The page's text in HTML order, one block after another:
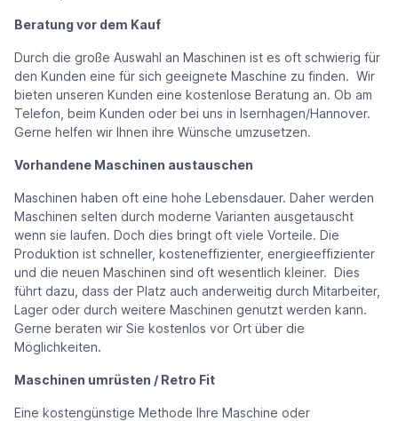
Beratung vor dem Kauf
Durch die große Auswahl an Maschinen ist es oft schwierig für
den Kunden eine für sich geeignete Maschine zu finden. Wir
bieten unseren Kunden eine kostenlose Beratung an. Ob am
Telefon, beim Kunden oder bei uns in Isernhagen/Hannover.
Gerne helfen wir Ihnen ihre Wünsche umzusetzen.
Vorhandene Maschinen austauschen
Maschinen haben oft eine hohe Lebensdauer. Daher werden
Maschinen selten durch moderne Varianten ausgetauscht
wenn sie laufen. Doch dies bringt oft viele Vorteile. Die
Produktion ist schneller, kosteneffizienter, energieeffizienter
und die neuen Maschinen sind oft wesentlich kleiner. Dies
führt dazu, dass der Platz auch anderweitig durch Mitarbeiter,
Lager oder durch weitere Maschinen genutzt werden kann.
Gerne beraten wir Sie kostenlos vor Ort über die
Möglichkeiten.
Maschinen umrüsten / Retro Fit
Eine kostengünstige Methode Ihre Maschine oder